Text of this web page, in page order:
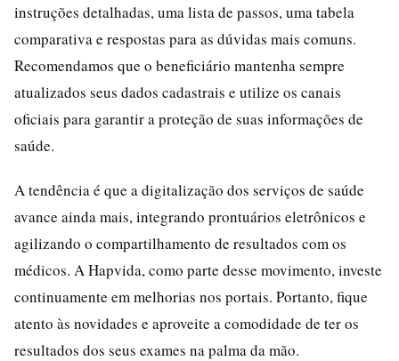
instruções detalhadas, uma lista de passos, uma tabela
comparativa e respostas para as dúvidas mais comuns.
Recomendamos que o beneficiário mantenha sempre
atualizados seus dados cadastrais e utilize os canais
oficiais para garantir a proteção de suas informações de
saúde.
A tendência é que a digitalização dos serviços de saúde
avance ainda mais, integrando prontuários eletrônicos e
agilizando o compartilhamento de resultados com os
médicos. A Hapvida, como parte desse movimento, investe
continuamente em melhorias nos portais. Portanto, fique
atento às novidades e aproveite a comodidade de ter os
resultados dos seus exames na palma da mão.